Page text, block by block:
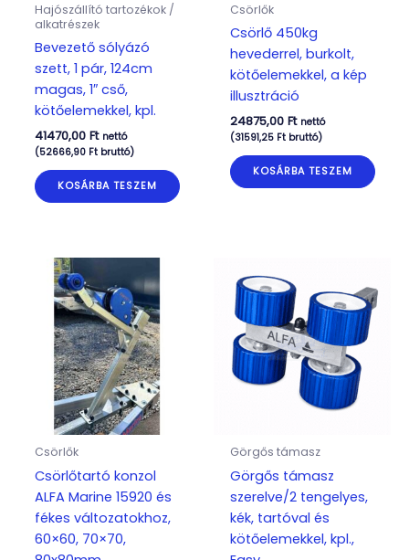
Hajószállító tartozékok /
alkatrészek
Bevezető sólyázó
szett, 1 pár, 124cm
magas, 1″ cső,
kötőelemekkel, kpl.
41470,00 Ft nettó
(52666,90 Ftbruttó)
KOSÁRBA TESZEM
Csörlők
Csörlő 450kg
hevederrel, burkolt,
kötőelemekkel, a kép
illusztráció
24875,00 Ft nettó
(31591,25 Ftbruttó)
KOSÁRBA TESZEM
Csörlők
Csörlőtartó konzol
ALFA Marine 15920 és
fékes változatokhoz,
60×60, 70×70,
Görgős támasz
Görgős támasz
szerelve/2 tengelyes,
kék, tartóval és
kötőelemekkel, kpl.,